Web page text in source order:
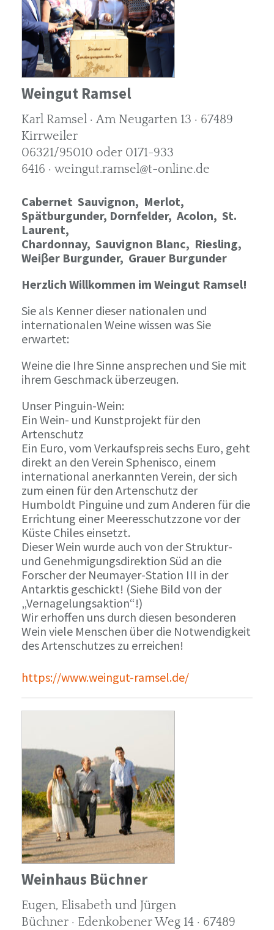
Weingut Ramsel
Karl Ramsel · Am Neugarten 13 · 67489
Kirrweiler
06321/95010 oder 0171-933
6416 · weingut.ramsel@t-online.de
Cabernet Sauvignon, Merlot,
Spätburgunder, Dornfelder, Acolon, St.
Laurent,
Chardonnay, Sauvignon Blanc, Riesling,
Weiβer Burgunder, Grauer Burgunder
Herzlich Willkommen im Weingut Ramsel!
Sie als Kenner dieser nationalen und
internationalen Weine wissen was Sie
erwartet:
Weine die Ihre Sinne ansprechen und Sie mit
ihrem Geschmack überzeugen.
Unser Pinguin-Wein:
Ein Wein- und Kunstprojekt für den
Artenschutz
Ein Euro, vom Verkaufspreis sechs Euro, geht
direkt an den Verein Sphenisco, einem
international anerkannten Verein, der sich
zum einen für den Artenschutz der
Humboldt Pinguine und zum Anderen für die
Errichtung einer Meeresschutzzone vor der
Küste Chiles einsetzt.
Dieser Wein wurde auch von der Struktur-
und Genehmigungsdirektion Süd an die
Forscher der Neumayer-Station III in der
Antarktis geschickt! (Siehe Bild von der
„Vernagelungsaktion“!)
Wir erhoffen uns durch diesen besonderen
Wein viele Menschen über die Notwendigkeit
des Artenschutzes zu erreichen!
https://www.weingut-ramsel.de/
Weinhaus Büchner
Eugen, Elisabeth und Jürgen
Büchner · Edenkobener Weg 14 · 67489